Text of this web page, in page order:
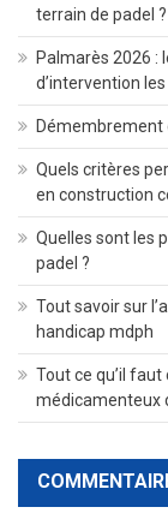
terrain de padel ?
Palmarès 2026 :
d’intervention
Démembrement
Quels critères
en construction
Quelles sont les
padel ?
Tout savoir sur
handicap mdph
Tout ce qu’il
médicamenteux